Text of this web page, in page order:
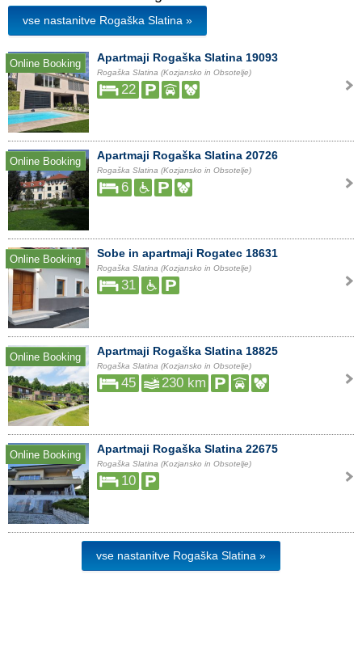
vse nastanitve Rogaška Slatina »
Online Booking Apartmaji Rogaška Slatina 19093
Rogaška Slatina (Kozjansko in Obsotelje)
22
Online Booking Apartmaji Rogaška Slatina 20726
Rogaška Slatina (Kozjansko in Obsotelje)
6
Online Booking Sobe in apartmaji Rogatec 18631
Rogaška Slatina (Kozjansko in Obsotelje)
31
Online Booking Apartmaji Rogaška Slatina 18825
Rogaška Slatina (Kozjansko in Obsotelje)
45 230 km
Online Booking Apartmaji Rogaška Slatina 22675
Rogaška Slatina (Kozjansko in Obsotelje)
10
vse nastanitve Rogaška Slatina »